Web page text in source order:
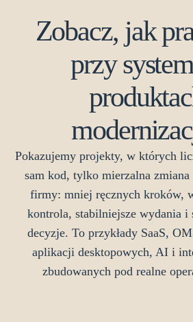
Zobacz, jak
przy
Pokazujemy projekty, w których
sam kod, tylko mierzalna
firmy: mniej ręcznych kroków,
kontrola, stabilniejsze wydania i
decyzje. To przykłady SaaS,
aplikacji desktopowych, AI i
zbudowanych pod realne